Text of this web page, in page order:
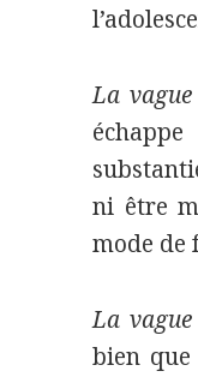
La
ni être
mode de
La
bien que